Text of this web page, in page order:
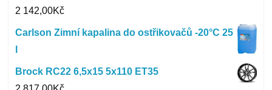
2 142,00Kč
Carlson Zimní kapalina do ostřikovačů -20°C 25
Brock RC22 6,5x15 5x110 ET35